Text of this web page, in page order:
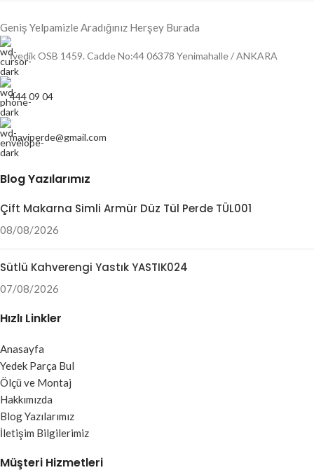
Geniş Yelpamizle Aradığınız Herşey Burada
İvedik OSB 1459. Cadde No:44 06378 Yenimahalle / ANKARA
444 09 04
maviperde@gmail.com
Blog Yazılarımız
Çift Makarna Simli Armür Düz Tül Perde TÜL001
08/08/2026
Sütlü Kahverengi Yastık YASTIK024
07/08/2026
Hızlı Linkler
Anasayfa
Yedek Parça Bul
Ölçü ve Montaj
Hakkımızda
Blog Yazılarımız
İletişim Bilgilerimiz
Müşteri Hizmetleri